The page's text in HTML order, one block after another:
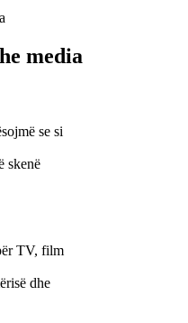
media
se si
skenë
TV, film
dhe